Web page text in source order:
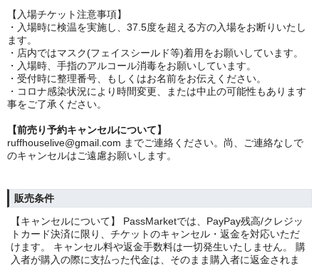
【入場チケット注意事項】
・入場時に検温を実施し、37.5度を超える方の入場をお断りいたし
ます。
・店内ではマスク(フェイスシールド等)着用をお願いしています。
・入場時、手指のアルコール消毒をお願いしています。
・受付時に整理番号、もしくはお名前をお伝えください。
・コロナ感染状況により時間変更、または中止の可能性もあります
事をご了承ください。
【前売り予約キャンセルについて】
ruffhouselive@gmail.com までご連絡ください。尚、ご連絡なしで
のキャンセルはご遠慮お願いします。
販売条件
【キャンセルについて】 PassMarketでは、PayPay残高/クレジッ
トカード決済に限り、チケットのキャンセル・返金を対応いただ
けます。 キャンセル料や返金手数料は一切発生いたしません。 購
入者が購入の際に支払った代金は、そのまま購入者に返金されま